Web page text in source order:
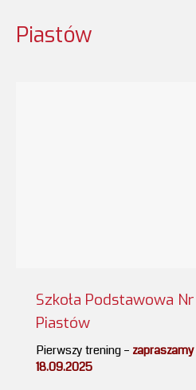
Piastów
Szkoła Podstawowa
Piastów
Pierwszy trening –
18.09.2025